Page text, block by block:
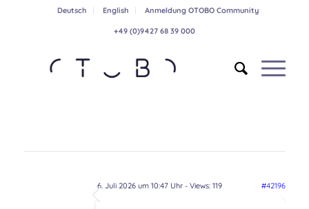
Deutsch English Anmeldung OTOBO Community
+49 (0)9427 68 39 000
6. Juli 2026 um 10:47 Uhr- Views: 119 #42196